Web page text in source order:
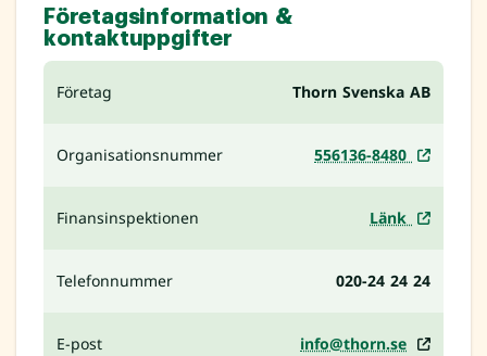
Företagsinformation &
kontaktuppgifter
Företag Thorn Svenska AB
Organisationsnummer 556136-8480
Finansinspektionen Länk
Telefonnummer 020-24 24 24
E-post info@thorn.se